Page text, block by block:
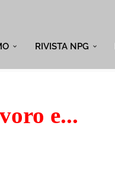
RIVISTA NPG
e...